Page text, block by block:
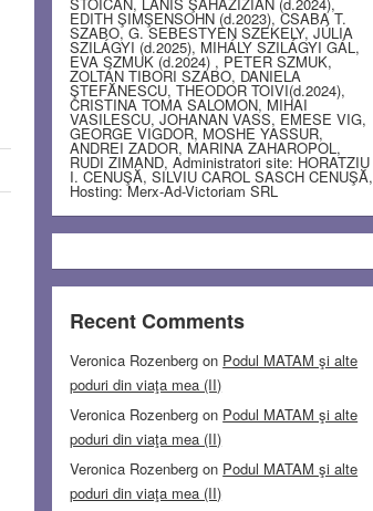
EDITH ŞIMŞENSOHN (d.2023), CSABA T.
SZABO, G. SEBESTYEN SZEKELY, JÚLIA
SZILÁGYI (d.2025), MIHÁLY SZILÁGYI GÁL,
EVA SZMUK (d.2024) , PETER SZMUK,
ZOLTÁN TIBORI SZABO, DANIELA
ŞTEFĂNESCU, THEODOR TOIVI(d.2024),
CRISTINA TOMA SALOMON, MIHAI
VASILESCU, JOHANAN VASS, EMESE VIG,
GEORGE VIGDOR, MOSHE YASSUR,
ANDREI ZADOR, MARINA ZAHAROPOL,
RUDI ZIMAND, Administratori site: HORATZIU
I. CENUŞĂ, SILVIU CAROL SASCH CENUŞĂ,
Hosting: Merx-Ad-Victoriam SRL
Recent Comments
Veronica Rozenberg on Podul MATAM şi alte
poduri din viaţa mea (II)
Veronica Rozenberg on Podul MATAM şi alte
poduri din viaţa mea (II)
Veronica Rozenberg on Podul MATAM şi alte
poduri din viaţa mea (II)